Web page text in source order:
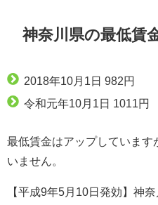
神奈川県の最低賃
2018年10月1日 982円
令和元年10月1日 1011円
最低賃金はアップしています
いません。
【平成9年5月10日発効】神